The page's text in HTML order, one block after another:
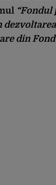
“Fondul
din